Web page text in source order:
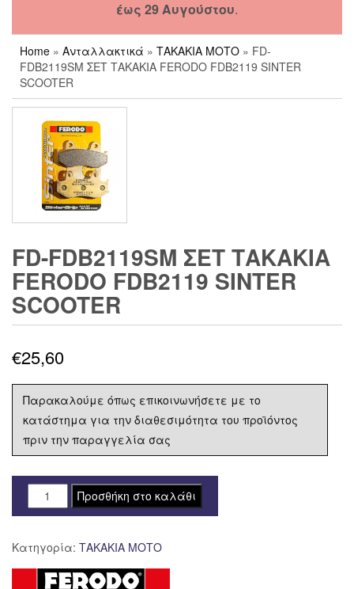
έως 29 Αυγούστου.
Home » Ανταλλακτικά » ΤΑΚΑΚΙΑ ΜΟΤΟ » FD-
FDB2119SM ΣΕΤ ΤΑΚΑΚΙΑ FERODO FDB2119 SINTER
SCOOTER
FD-FDB2119SM ΣΕΤ ΤΑΚΑΚΙΑ
FERODO FDB2119 SINTER
SCOOTER
€25,60
Παρακαλούμε όπως επικοινωνήσετε με το
κατάστημα για την διαθεσιμότητα του προϊόντος
πριν την παραγγελία σας
FD-
FDB2119SM
ΤΑΚΑΚΙΑ
FERODO
Προσθήκη στο καλάθι
Κατηγορία: ΤΑΚΑΚΙΑ ΜΟΤΟ